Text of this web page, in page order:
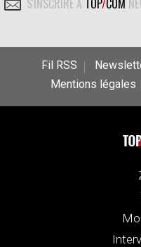
Fil RSS
Mentions légales